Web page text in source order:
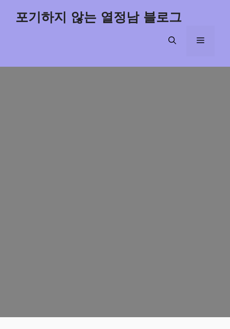
포기하지 않는 열정남 블로그
Menu